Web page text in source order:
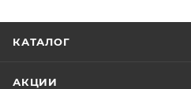
КАТАЛОГ
АКЦИИ